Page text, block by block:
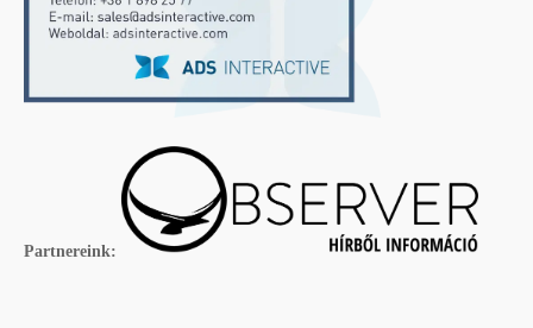
Partnereink: